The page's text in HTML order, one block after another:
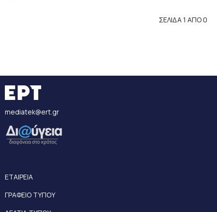
ΣΕΛΙΔΑ 1 ΑΠΟ 0
mediatek@ert.gr
ΕΤΑΙΡΕΙΑ
ΓΡΑΦΕΙΟ ΤΥΠΟΥ